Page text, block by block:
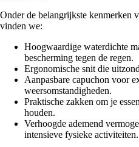
Onder de belangrijkste kenmerken
vinden we:
Hoogwaardige waterdichte
bescherming tegen de regen.
Ergonomische snit die
Aanpasbare capuchon voor
weersomstandigheden.
Praktische zakken om je
houden.
Verhoogde ademend
intensieve fysieke activiteiten.